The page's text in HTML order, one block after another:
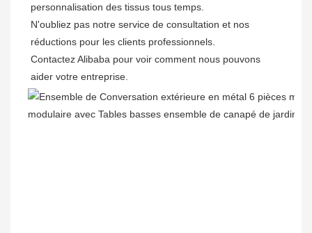
personnalisation des tissus tous temps.
N'oubliez pas notre service de consultation et nos
réductions pour les clients professionnels.
Contactez Alibaba pour voir comment nous pouvons